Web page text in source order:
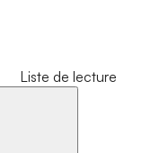
Liste de lecture